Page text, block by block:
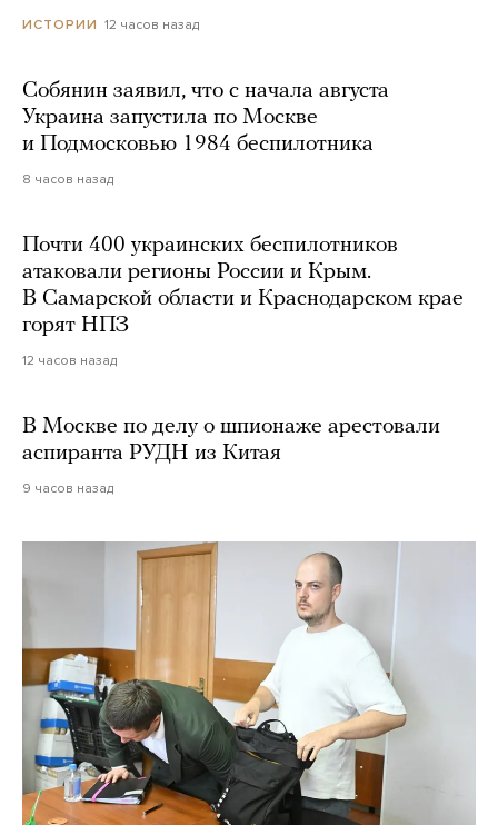
ИСТОРИИ 12 часов назад
Собянин заявил, что с начала августа
Украина запустила по Москве
и Подмосковью 1984 беспилотника
8 часов назад
Почти 400 украинских беспилотников
атаковали регионы России и Крым.
В Самарской области и Краснодарском крае
горят НПЗ
12 часов назад
В Москве по делу о шпионаже арестовали
аспиранта РУДН из Китая
9 часов назад